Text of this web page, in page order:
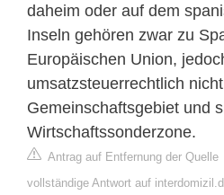
daheim oder auf dem
Inseln gehören zwar zu
Europäischen Union,
umsatzsteuerrechtlich
Gemeinschaftsgebiet und
Wirtschaftssonderzone.
Antrag auf Entfernung der Quelle
vollständige Antwort auf